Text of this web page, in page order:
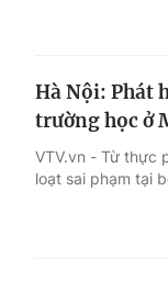
Hà Nội: Phát
trường học ở
VTV.vn - Từ thực
loạt sai phạm tại